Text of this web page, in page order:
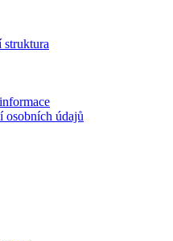
struktura
osobních údajů